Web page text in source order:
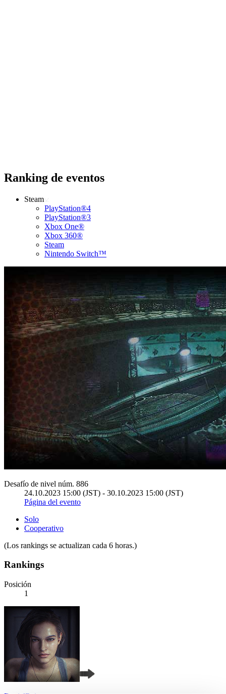
Ranking de eventos
Steam
PlayStation®4
PlayStation®3
Xbox One®
Xbox 360®
Steam
Nintendo Switch™
Desafío de nivel núm. 886
24.10.2023 15:00 (JST) - 30.10.2023 15:00 (JST)
Página del evento
Solo
Cooperativo
(Los rankings se actualizan cada 6 horas.)
Rankings
Posición
1